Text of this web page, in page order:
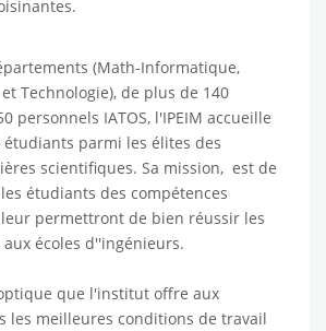
(Math-Informatique,
Technologie), de plus de 140
personnels IATOS, l'IPEIM accueille
parmi les élites des
scientifiques. Sa mission, est de
étudiants des compétences
permettront de bien réussir les
écoles d''ingénieurs.
que l'institut offre aux
les meilleures conditions de travail